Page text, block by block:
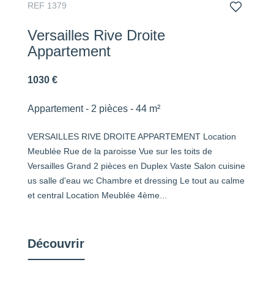
REF 1379
Versailles Rive Droite
Appartement
1030 €
Appartement - 2 pièces - 44 m²
VERSAILLES RIVE DROITE APPARTEMENT Location
Meublée Rue de la paroisse Vue sur les toits de
Versailles Grand 2 pièces en Duplex Vaste Salon cuisine
us salle d'eau wc Chambre et dressing Le tout au calme
et central Location Meublée 4ème...
Découvrir